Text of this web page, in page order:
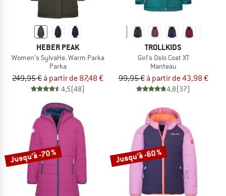
HEBER PEAK
Women's SylvaHe. Warm Parka
Parka
249,95 € à partir de 87,48 €
4,5(48)
TROLLKIDS
Girl's Oslo Coat XT
Manteau
99,95 € à partir de 43,98 €
4,8(37)
Jusqu'à -70 % Jusqu'à -60 %